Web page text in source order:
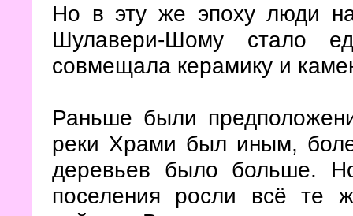
Но в эту же эпоху люди
Шулавери-Шому стало
совмещала керамику и
Раньше были
реки Храми был иным,
деревьев было больше.
поселения росли всё те